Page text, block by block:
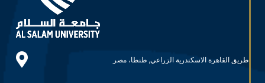
طريق القاهرة الاسكندرية الزراعي, طنطا، مصر